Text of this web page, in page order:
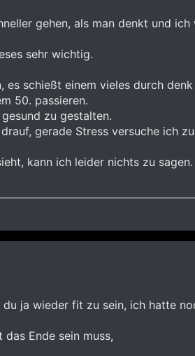
gehen, als man denkt und
sehr wichtig.
es schießt einem vieles durch denk
50. passieren.
zu gestalten.
gerade Stress versuche ich
kann ich leider nichts zu sagen.
ja wieder fit zu sein, ich hatte
Ende sein muss,